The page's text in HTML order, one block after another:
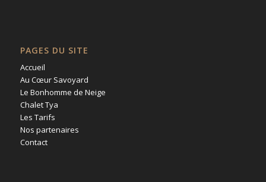
PAGES DU SITE
Accueil
Au Cœur Savoyard
Le Bonhomme de Neige
Chalet Tya
Les Tarifs
Nos partenaires
Contact